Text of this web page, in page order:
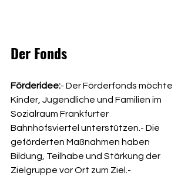
Der Fonds
Förderidee:- Der Förderfonds möchte
Kinder, Jugendliche und Familien im
Sozialraum Frankfurter
Bahnhofsviertel unterstützen.- Die
geförderten Maßnahmen haben
Bildung, Teilhabe und Stärkung der
Zielgruppe vor Ort zum Ziel.-